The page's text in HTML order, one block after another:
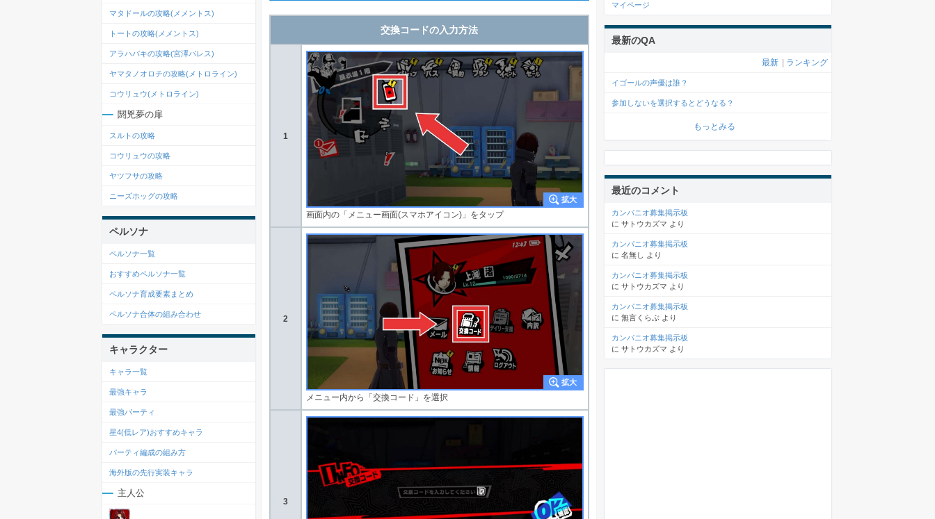
交換コードの入力方法
1
画面内の「メニュー画面(スマホアイコン)」をタップ
2
メニュー内から「交換コード」を選択
3
マタドールの攻略(メメントス)
トートの攻略(メメントス)
アラハバキの攻略(宮澤パレス)
ヤマタノオロチの攻略(メトロライン)
コウリュウ(メトロライン)
閼兇夢の扉
スルトの攻略
コウリュウの攻略
ヤツフサの攻略
ニーズホッグの攻略
ペルソナ
ペルソナ一覧
おすすめペルソナ一覧
ペルソナ育成要素まとめ
ペルソナ合体の組み合わせ
キャラクター
キャラ一覧
最強キャラ
最強パーティ
星4(低レア)おすすめキャラ
パーティ編成の組み方
海外版の先行実装キャラ
主人公
マイページ
最新のQA
最新 ランキング
イゴールの声優は誰？
参加しないを選択するとどうなる？
もっとみる
最近のコメント
カンパニオ募集掲示板
に サトウカズマ より
カンパニオ募集掲示板
に 名無し より
カンパニオ募集掲示板
に サトウカズマ より
カンパニオ募集掲示板
に 無言くらぶ より
カンパニオ募集掲示板
に サトウカズマ より